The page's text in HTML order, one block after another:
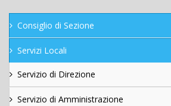
Consiglio di Sezione
Servizi Locali
Servizio di Direzione
Servizio di Amministrazione